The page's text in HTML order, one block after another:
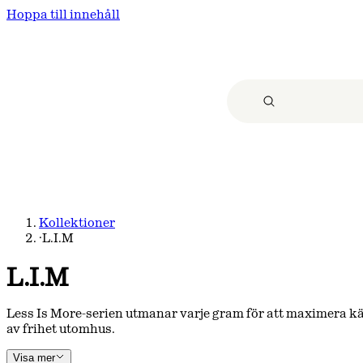
Hoppa till innehåll
Kollektioner
·L.I.M
L.I.M
Less Is More-serien utmanar varje gram för att maximera
av frihet utomhus.
Visa mer